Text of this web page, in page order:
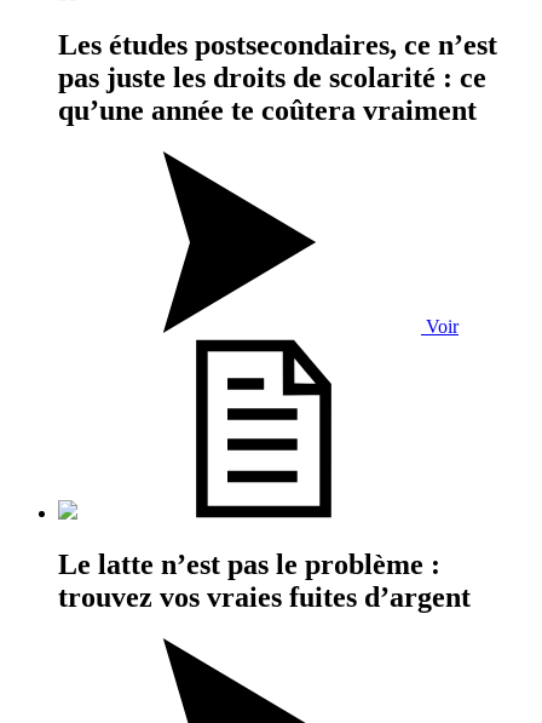
Les études postsecondaires, ce n’est
pas juste les droits de scolarité : ce
qu’une année te coûtera vraiment
Voir
Le latte n’est pas le problème :
trouvez vos vraies fuites d’argent